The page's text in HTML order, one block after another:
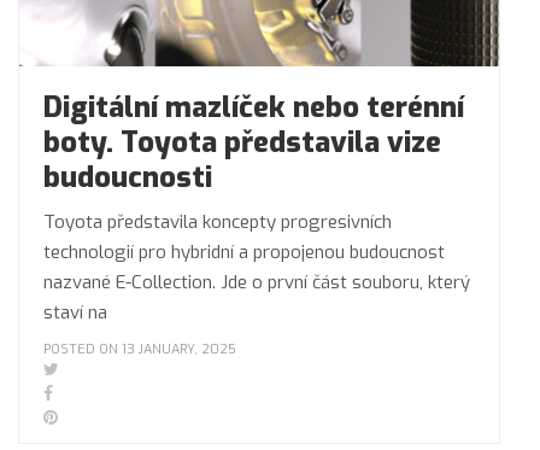
Digitální mazlíček nebo terénní
boty. Toyota představila vize
budoucnosti
Toyota představila koncepty progresivních
technologií pro hybridní a propojenou budoucnost
nazvané E-Collection. Jde o první část souboru, který
staví na
POSTED ON 13 JANUARY, 2025